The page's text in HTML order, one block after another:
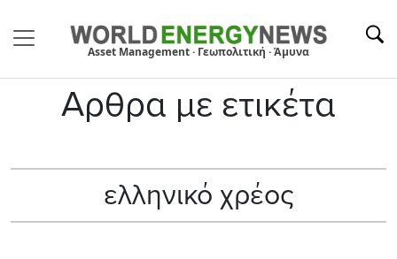
Asset Management · Γεωπολιτική · Άμυνα
Αρθρα με ετικέτα
ελληνικό χρέος